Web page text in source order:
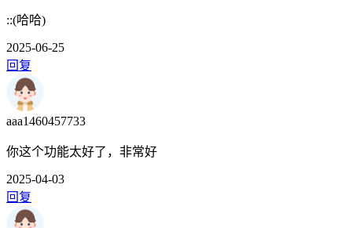
::(哈哈)
2025-06-25
回复
aaa1460457733
你这个功能太好了，非常好
2025-04-03
回复